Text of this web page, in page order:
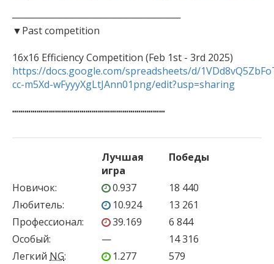
─────────────────────────
▼Past competition
https://docs.google.com/spreadsheets/d/
cc-m5Xd-wFyyyXgLtJAnn01png/edit?usp=sharing
┅┅┅┅┅┅┅┅┅┅┅┅┅┅┅┅┅┅┅┅┅┅┅┅┅
Лучшая
игра
Победы
Новичок: 0.937
18 440
Любитель: 10.924
13 261
Профессионал: 39.169
6 844
Особый: —
14 316
Легкий NG: 1.277
579